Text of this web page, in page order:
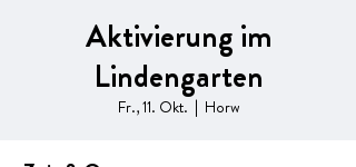
Aktivierung im
Lindengarten
Fr., 11. Okt.
  |
Horw